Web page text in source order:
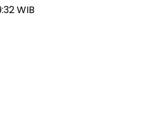
WIB